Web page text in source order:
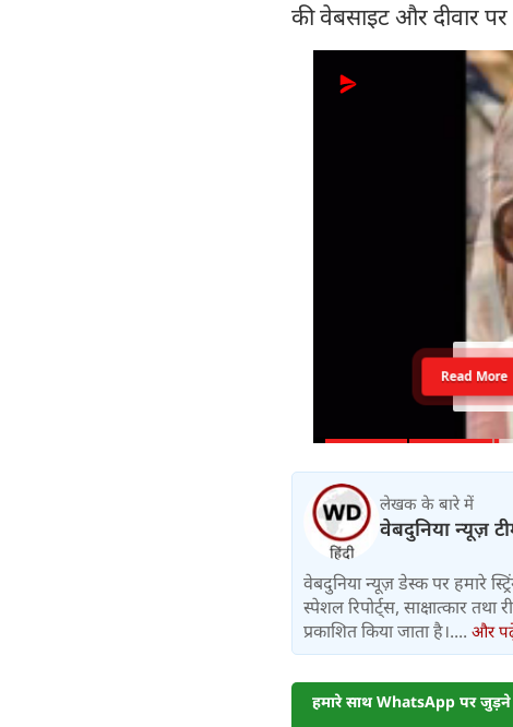
की वेबसाइट और दीवार
Read More
लेखक के बारे में
वेबदुनिया न्यूज़
वेबदुनिया न्यूज़ डेस्क पर हमारे
स्पेशल रिपोर्ट्स, साक्षात्कार
प्रकाशित किया जाता है।.... और
हमारे साथ WhatsApp पर